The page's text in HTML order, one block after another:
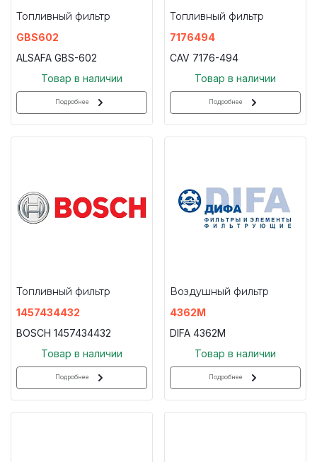
Топливный фильтр
GBS602
ALSAFA GBS-602
Товар в наличии
Подробнее
Топливный фильтр
7176494
CAV 7176-494
Товар в наличии
Подробнее
Топливный фильтр
1457434432
BOSCH 1457434432
Товар в наличии
Подробнее
Воздушный фильтр
4362M
DIFA 4362M
Товар в наличии
Подробнее